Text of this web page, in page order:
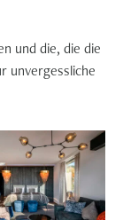
und die, die die
unvergessliche